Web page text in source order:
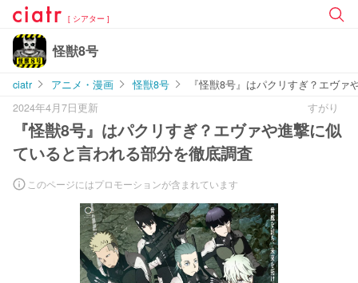
[ シアター ]
怪獣8号
ciatr アニメ・漫画 怪獣8号
『怪獣8号』はパクリすぎ？エヴ
2024年4月7日更新
すがり
『怪獣8号』はパクリすぎ？エヴァや進撃に似
ていると言われる部分を徹底調査
このページにはプロモーションが含まれています